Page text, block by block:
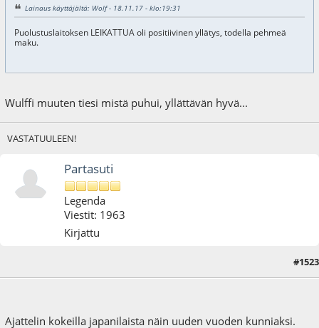
Lainaus käyttäjältä: Wolf - 18.11.17 - klo:19:31
Puolustuslaitoksen LEIKATTUA oli positiivinen yllätys, todella pehmeä
maku.
Wulffi muuten tiesi mistä puhui, yllättävän hyvä...
VASTATUULEEN!
Partasuti
Legenda
Viestit: 1963
Kirjattu
#1523
Ajattelin kokeilla japanilaista näin uuden vuoden kunniaksi.